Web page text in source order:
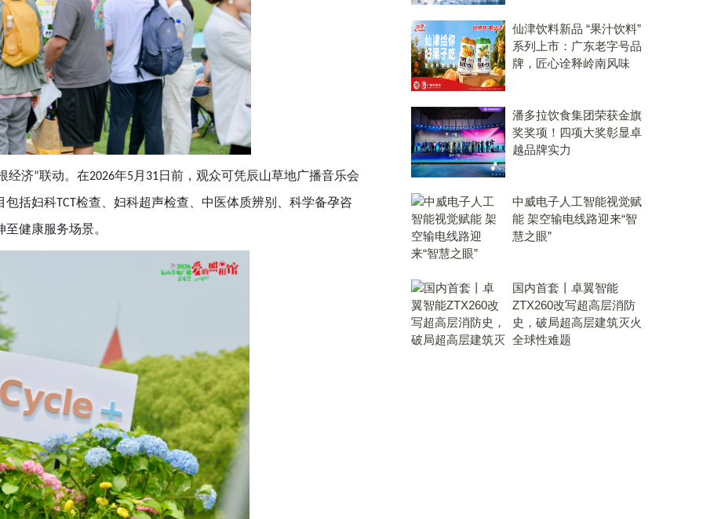
经济”联动。在2026年5月 31日前，观众可凭辰山草地广播音乐会
包括妇科TCT检查、妇科超声检查、中医体质辨别、科学备孕咨
健康服务场景。
仙津饮料新品 “果汁饮料”
系列上市：广东老字号品
牌，匠心诠释岭南风味
潘多拉饮食集团荣获金旗
奖奖项！四项大奖彰显卓
越品牌实力
中威电子人工智能视觉赋
能 架空输电线路迎来“智
慧之眼”
国内首套丨卓翼智能
ZTX260改写超高层消防
史，破局超高层建筑灭火
全球性难题